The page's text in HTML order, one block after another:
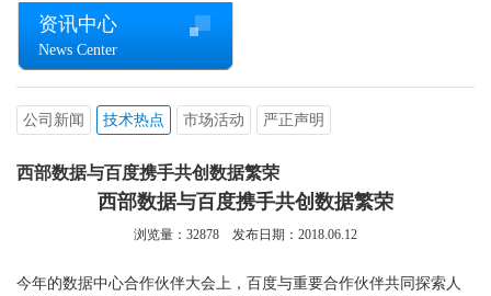
资讯中心
News Center
公司新闻 技术热点 市场活动 严正声明
西部数据与百度携手共创数据繁荣
西部数据与百度携手共创数据繁荣
浏览量： 32878 发布日期：2018.06.12
今年的数据中心合作伙伴大会上，百度与重要合作伙伴共同探索人